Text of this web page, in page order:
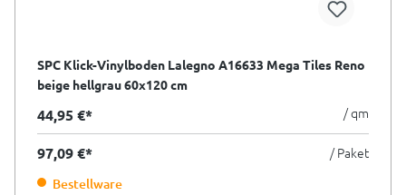
SPC Klick-Vinylboden Lalegno A16633 Mega Tiles Reno
beige hellgrau 60x120 cm
44,95 €* / qm
97,09 €* / Paket
Bestellware